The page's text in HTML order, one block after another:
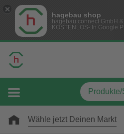
hagebau shop
hagebau connect GmbH
KOSTENLOS- In Google
Wähle jetzt Deinen Markt